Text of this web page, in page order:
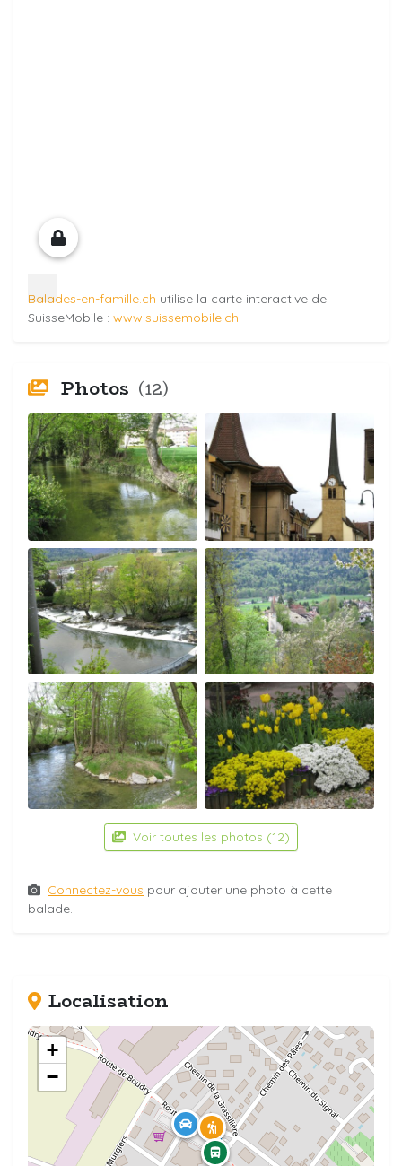
Balades-en-famille.ch utilise la carte interactive de
SuisseMobile : www.suissemobile.ch
Photos (12)
Voir toutes les photos (12)
Connectez-vous pour ajouter une photo à cette
balade.
Localisation
+
−